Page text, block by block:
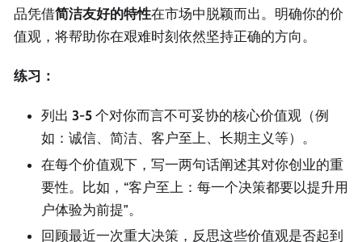
品凭借简洁友好的特性在市场中脱颖而出。明确你的价
值观，将帮助你在艰难时刻依然坚持正确的方向。
练习：
列出 3-5 个对你而言不可妥协的核心价值观（例
如：诚信、简洁、客户至上、长期主义等）。
在每个价值观下，写一两句话阐述其对你创业的重
要性。比如，“客户至上：每一个决策都要以提升用
户体验为前提”。
回顾最近一次重大决策，反思这些价值观是否起到